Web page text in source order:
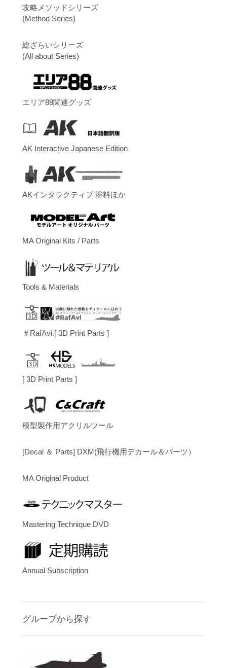
攻略メソッドシリーズ
(Method Series)
総ざらいシリーズ
(All about Series)
エリア88関連グッズ
AK Interactive Japanese Edition
AKインタラクティブ 塗料ほか
MA Original Kits / Parts
Tools & Materials
＃RafAvi.[ 3D Print Parts ]
[ 3D Print Parts ]
模型製作用アクリルツール
[Decal ＆ Parts] DXM(飛行機用デカール＆パーツ）
MA Original Product
Mastering Technique DVD
Annual Subscription
グループから探す